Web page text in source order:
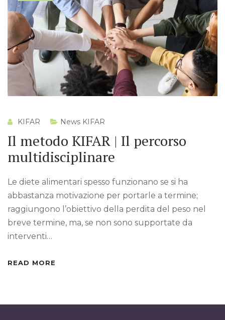
KIFAR News KIFAR
Il metodo KIFAR | Il percorso
multidisciplinare
Le diete alimentari spesso funzionano se si ha
abbastanza motivazione per portarle a termine;
raggiungono l’obiettivo della perdita del peso nel
breve termine, ma, se non sono supportate da
interventi…
READ MORE